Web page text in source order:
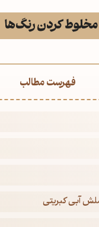
مخلوط کردن رنگ‌ها
فهرست مطالب
آبی کبریتی